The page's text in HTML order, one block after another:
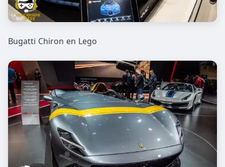
Bugatti Chiron en Lego